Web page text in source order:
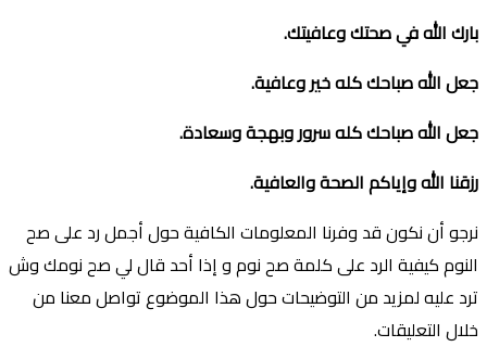
بارك الله في صحتك وعافيتك.
جعل الله صباحك كله خير وعافية.
جعل الله صباحك كله سرور وبهجة وسعادة.
رزقنا الله وإياكم الصحة والعافية.
نرجو أن نكون قد وفرنا المعلومات الكافية حول أجمل رد على صح
النوم كيفية الرد على كلمة صح نوم و إذا أحد قال لي صح نومك وش
ترد عليه لمزيد من التوضيحات حول هذا الموضوع تواصل معنا من
خلال التعليقات.